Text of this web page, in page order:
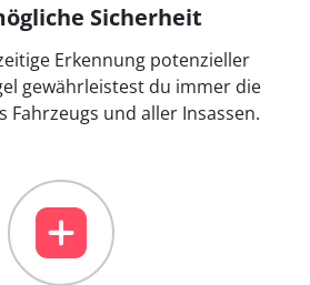
Sicherheit
Erkennung potenzieller
gewährleistest du immer die
Fahrzeugs und aller Insassen.